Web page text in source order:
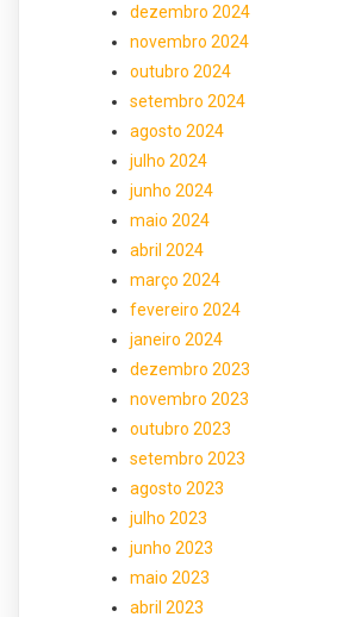
dezembro 2024
novembro 2024
outubro 2024
setembro 2024
agosto 2024
julho 2024
junho 2024
maio 2024
abril 2024
março 2024
fevereiro 2024
janeiro 2024
dezembro 2023
novembro 2023
outubro 2023
setembro 2023
agosto 2023
julho 2023
junho 2023
maio 2023
abril 2023